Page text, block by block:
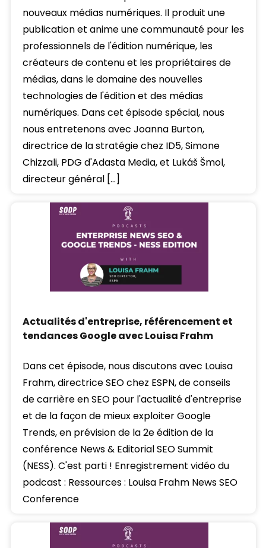
nouveaux médias numériques. Il produit une
publication et anime une communauté pour les
professionnels de l'édition numérique, les
créateurs de contenu et les propriétaires de
médias, dans le domaine des nouvelles
technologies de l'édition et des médias
numériques. Dans cet épisode spécial, nous
nous entretenons avec Joanna Burton,
directrice de la stratégie chez ID5, Simone
Chizzali, PDG d'Adasta Media, et Lukáš Šmol,
directeur général […]
Actualités d'entreprise, référencement et
tendances Google avec Louisa Frahm
Dans cet épisode, nous discutons avec Louisa
Frahm, directrice SEO chez ESPN, de conseils
de carrière en SEO pour l'actualité d'entreprise
et de la façon de mieux exploiter Google
Trends, en prévision de la 2e édition de la
conférence News & Editorial SEO Summit
(NESS). C'est parti ! Enregistrement vidéo du
podcast : Ressources : Louisa Frahm News SEO
Conference